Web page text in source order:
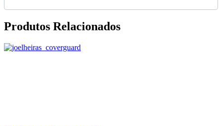
Produtos Relacionados